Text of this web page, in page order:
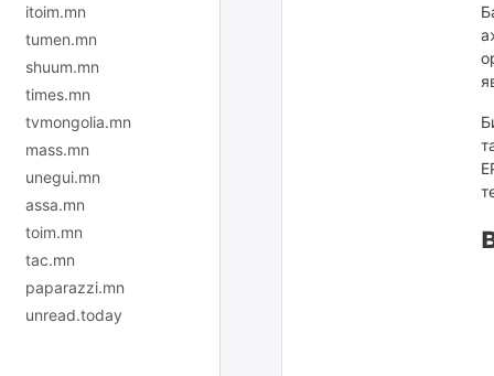
itoim.mn
tumen.mn
shuum.mn
times.mn
tvmongolia.mn
mass.mn
unegui.mn
assa.mn
toim.mn
tac.mn
paparazzi.mn
unread.today